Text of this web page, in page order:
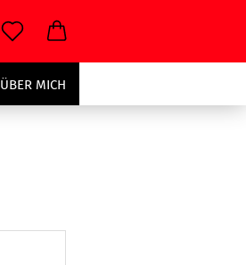
ÜBER MICH